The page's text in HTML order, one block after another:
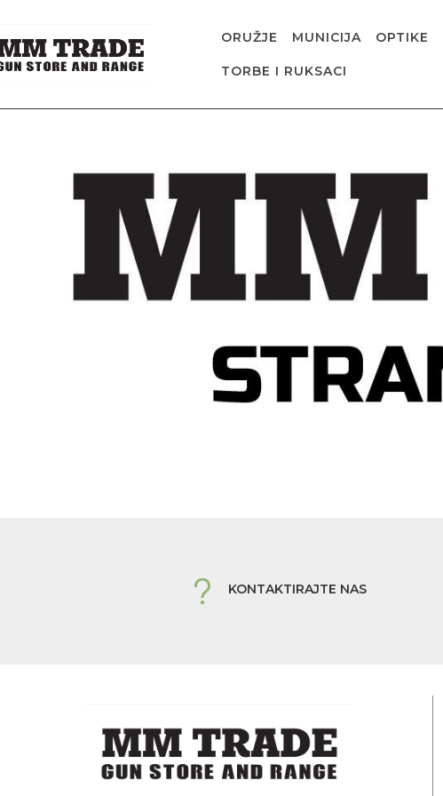
ORUŽJE MUNICIJA OPTIKE
TORBE I RUKSACI
KONTAKTIRAJTE NAS